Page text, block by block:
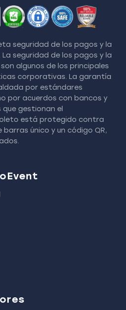
seguridad de los pagos y la
seguridad de los pagos y la
algunos de los principales
corporativas. La garantía
por estándares
por acuerdos con bancos y
gestionan el
está protegido contra
único y un código QR,